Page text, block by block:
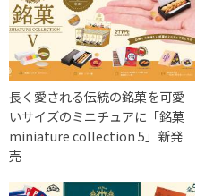
長く愛される伝統の銘菓を可愛
いサイズのミニチュアに「銘菓
miniature collection 5」新発
売